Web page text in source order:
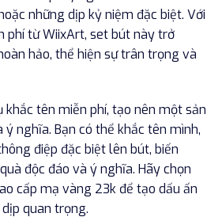
những dịp kỷ niệm đặc biệt. Với
phí từ WiixArt, set bút này trở
hảo, thể hiện sự trân trọng và
khắc tên miễn phí, tạo nên một sản
nghĩa. Bạn có thể khắc tên mình,
điệp đặc biệt lên bút, biến
độc đáo và ý nghĩa. Hãy chọn
cấp mạ vàng 23k để tạo dấu ấn
quan trọng.